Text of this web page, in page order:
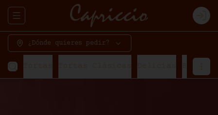
Abrir menu de navegación
¿Dónde quieres pedir?